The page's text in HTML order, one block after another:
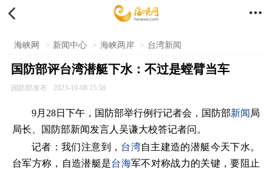
 
海峡网 > 新闻中心 > 海峡两岸 > 台湾新闻
国防部评台湾潜艇下水：不过是螳臂当车
国防部发布 2023-10-08 15:58
9月28日下午，国防部举行例行记者会，国防部新闻 局
局长、国防部新闻发言人吴谦大校答记者问。
记者：我们注意到， 台湾自主建造的潜艇今天下水。
台军方称，自造潜艇是台海军不对称战力的关键，要阻止